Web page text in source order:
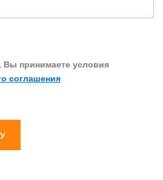
принимаете условия
соглашения